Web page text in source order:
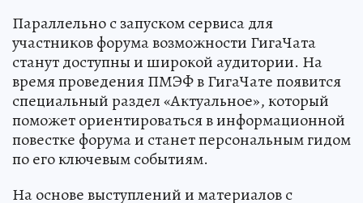
Параллельно с запуском сервиса для
участников форума возможности ГигаЧата
станут доступны и широкой аудитории. На
время проведения ПМЭФ в ГигаЧате появится
специальный раздел «Актуальное», который
поможет ориентироваться в информационной
повестке форума и станет персональным гидом
по его ключевым событиям.
На основе выступлений и материалов с